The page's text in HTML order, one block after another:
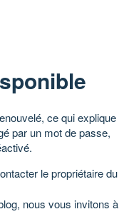
ce qui explique
par un mot de passe,
le propriétaire du
nous vous invitons à